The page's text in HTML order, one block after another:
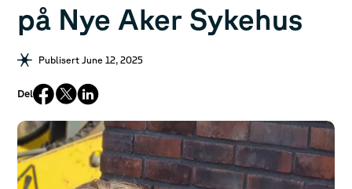
på Nye Aker Sykehus
Publisert June 12, 2025
Del